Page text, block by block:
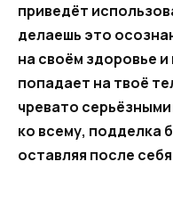
приведёт
делаешь это
на своём здоровье
попадает на твоё
чревато
ко всему, подделка
оставляя после